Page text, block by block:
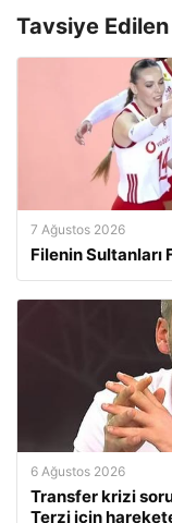
Tavsiye
7 Ağustos 2026
Filenin Sultanları
6 Ağustos 2026
Transfer krizi
Terzi için